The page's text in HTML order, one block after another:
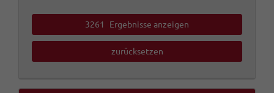
3261 Ergebnisse anzeigen
zurücksetzen